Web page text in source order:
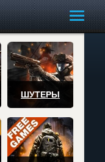
ШУТЕРЫ